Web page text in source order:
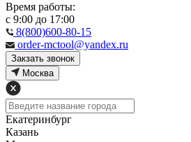
Время работы:
с 9:00 до 17:00
8(800)600-80-15
order-mctool@yandex.ru
Закзать звонок
Москва
Екатеринбург
Казань